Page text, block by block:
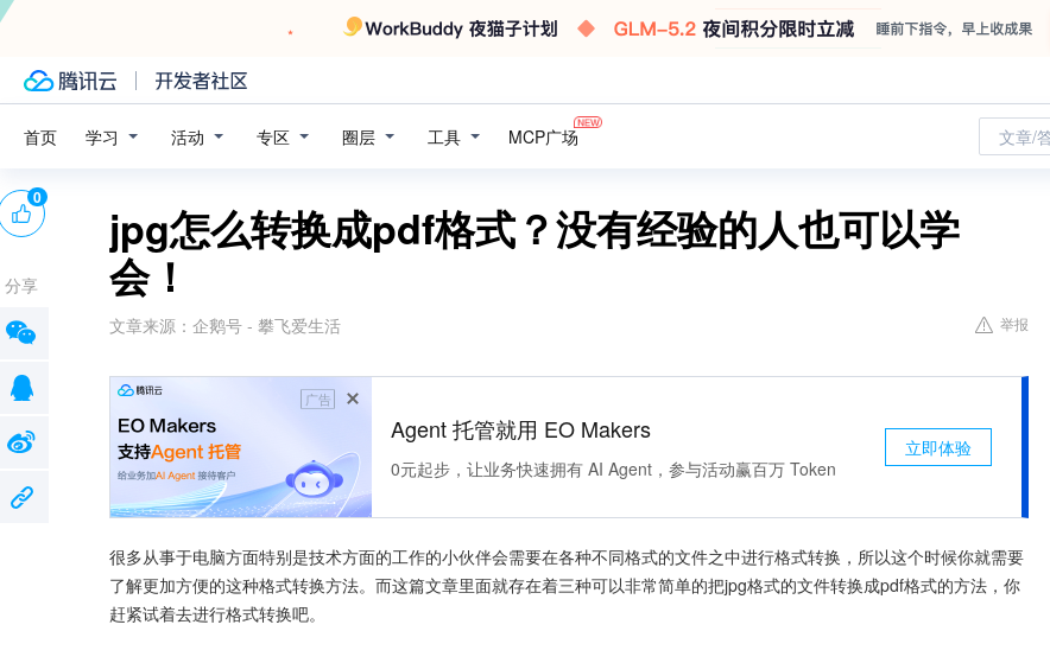
首页 学习 活动 专区 圈层 工具 MCP广场 文章/
jpg怎么转换成pdf格式？没有经验的人也可以学
会！
文章来源： 企鹅号 - 攀飞爱生活 举报
广告
Agent 托管就用 EO Makers
0元起步，让业务快速拥有 AI Agent，参与活动赢百万 Token
立即体验
很多从事于电脑方面特别是技术方面的工作的小伙伴会需要在各种不同格式的文件之中进行格式转换，所以这个时候你就需要
了解更加方便的这种格式转换方法。而这篇文章里面就存在着三种可以非常简单的把jpg格式的文件转换成pdf格式的方法，你
赶紧试着去进行格式转换吧。
0
分享